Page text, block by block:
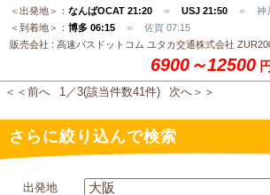
＜出発地＞： なんばOCAT 21:20 ＝ USJ 21:50 ＝ 神
＜到着地＞： 博多 06:15 ＝ 佐賀 07:15
販売会社 : 高速バスドットコム ユタカ交通株式会社
6900～12500 円
＜＜前へ 1／3(該当件数41件) 次へ＞＞
さらに絞り込んで検索
出発地